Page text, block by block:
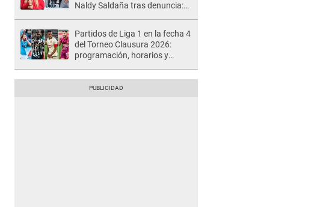
Naldy Saldaña tras denuncia:
Partidos de Liga 1 en la fecha 4
del Torneo Clausura 2026:
programación, horarios y